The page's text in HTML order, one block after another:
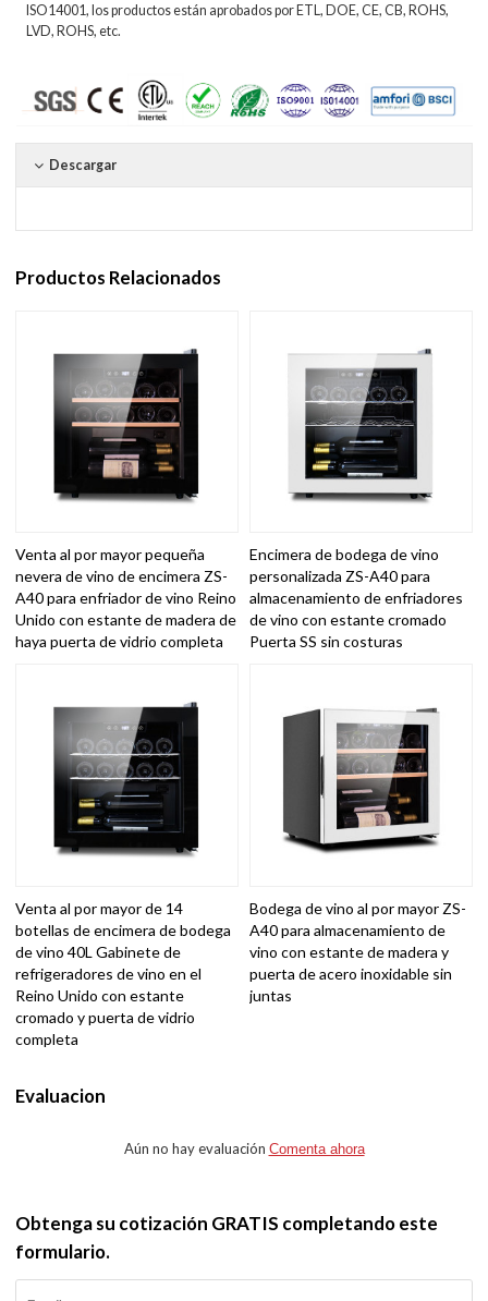
ISO14001, los productos están aprobados por ETL, DOE, CE, CB, ROHS,
LVD, ROHS, etc.
Descargar
Productos Relacionados
Venta al por mayor pequeña
nevera de vino de encimera ZS-
A40 para enfriador de vino Reino
Unido con estante de madera de
haya puerta de vidrio completa
Encimera de bodega de vino
personalizada ZS-A40 para
almacenamiento de enfriadores
de vino con estante cromado
Puerta SS sin costuras
Venta al por mayor de 14
botellas de encimera de bodega
de vino 40L Gabinete de
refrigeradores de vino en el
Reino Unido con estante
cromado y puerta de vidrio
completa
Bodega de vino al por mayor ZS-
A40 para almacenamiento de
vino con estante de madera y
puerta de acero inoxidable sin
juntas
Evaluacion
Aún no hay evaluación Comenta ahora
Obtenga su cotización GRATIS completando este
formulario.